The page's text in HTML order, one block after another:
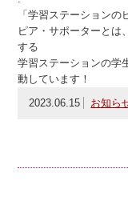
「学習ステーションの
ピア・サポーターとは
する
学習ステーションの学
動しています！
2023.06.15
お知ら